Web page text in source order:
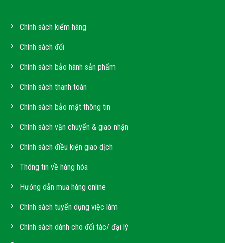
Chính sách kiểm hàng
Chính sách đổi
Chính sách bảo hành sản phẩm
Chính sách thanh toán
Chính sách bảo mật thông tin
Chính sách vận chuyển & giao nhận
Chính sách điều kiện giao dịch
Thông tin về hàng hóa
Hướng dẫn mua hàng online
Chính sách tuyển dụng việc làm
Chính sách dành cho đối tác/ đại lý